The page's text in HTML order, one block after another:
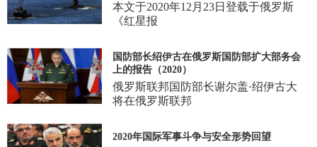
本文于2020年12月23日登载于俄罗斯
《红星报
国防部长绍伊古在俄罗斯国防部扩大部务会
上的报告（2020）
俄罗斯联邦国防部长谢尔盖·绍伊古大
将在俄罗斯联邦
2020年国际军事斗争与安全形势回望